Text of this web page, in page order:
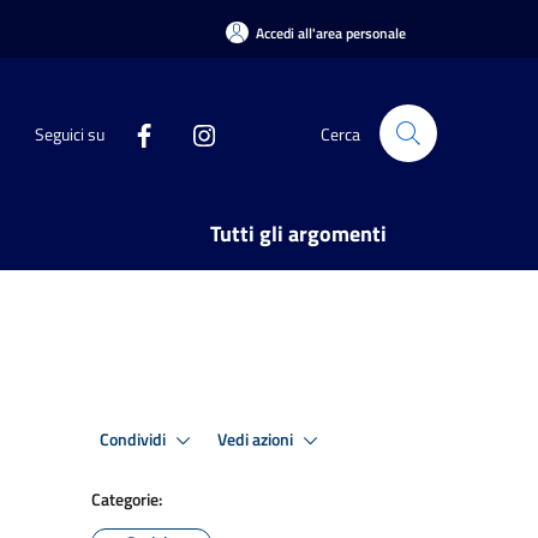
Accedi all'area personale
Seguici su Cerca
Tutti gli argomenti
Condividi Vedi azioni
Categorie: